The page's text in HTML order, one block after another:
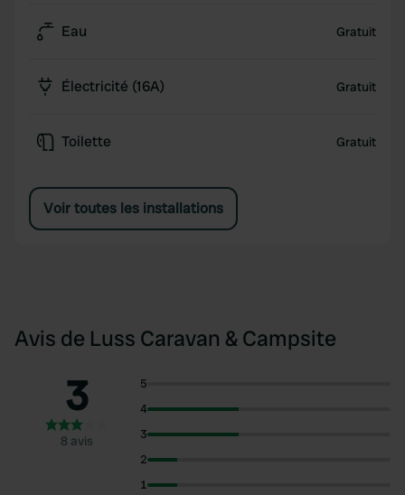
Eau Gratuit
Électricité (16A) Gratuit
Toilette Gratuit
Voir toutes les installations
Avis de Luss Caravan & Campsite
3
8 avis
5
4
3
2
1